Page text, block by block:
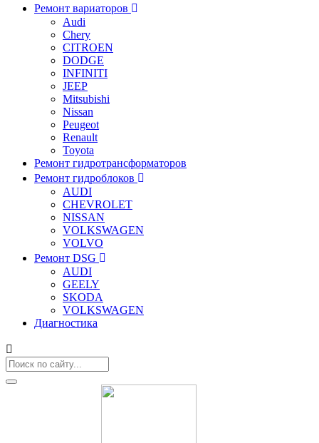
Ремонт вариаторов
Audi
Chery
CITROEN
DODGE
INFINITI
JEEP
Mitsubishi
Nissan
Peugeot
Renault
Toyota
Ремонт гидротрансформаторов
Ремонт гидроблоков
AUDI
CHEVROLET
NISSAN
VOLKSWAGEN
VOLVO
Ремонт DSG
AUDI
GEELY
SKODA
VOLKSWAGEN
Диагностика